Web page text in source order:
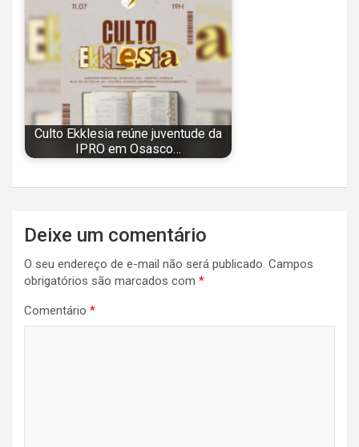
Culto Ekklesia reúne juventude da
IPRO em Osasco…
Navegação
de
Post
Deixe um comentário
O seu endereço de e-mail não será publicado. Campos
obrigatórios são marcados com *
Comentário *